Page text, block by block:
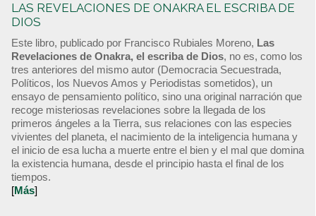
LAS REVELACIONES DE ONAKRA EL ESCRIBA DE
DIOS
Este libro, publicado por Francisco Rubiales Moreno, Las
Revelaciones de Onakra, el escriba de Dios, no es, como los
tres anteriores del mismo autor (Democracia Secuestrada,
Políticos, los Nuevos Amos y Periodistas sometidos), un
ensayo de pensamiento político, sino una original narración que
recoge misteriosas revelaciones sobre la llegada de los
primeros ángeles a la Tierra, sus relaciones con las especies
vivientes del planeta, el nacimiento de la inteligencia humana y
el inicio de esa lucha a muerte entre el bien y el mal que domina
la existencia humana, desde el principio hasta el final de los
tiempos.
[Más]